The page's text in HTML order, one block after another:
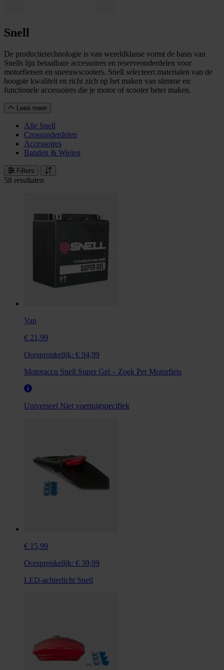
Snell
De productietechnologie is van wereldklasse vormt de basis van
Snells lijn betaalbare accessoires en reserveonderdelen voor
motorfietsen en sneeuwscooters. Snell selecteert materialen van de
hoogste kwaliteit en richt zich op het maken van slimme en
functionele accessoires die je motor of scooter beter maken.
Lees meer
Alle Snell
Crossonderdelen
Accessoires
Banden & Wielen
Filters
58 resultaten
Van
€ 21,99
Oorspronkelijk: € 94,99
Motoraccu Snell Super Gel – Zoek Per Motorfiets
Universeel Niet voertuigspecifiek
€ 15,99
Oorspronkelijk: € 39,99
LED-achterlicht Snell